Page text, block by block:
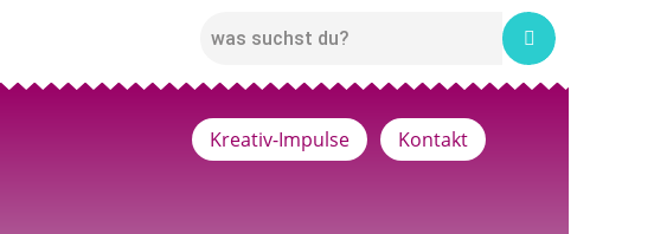
Kreativ-Impulse Kontakt